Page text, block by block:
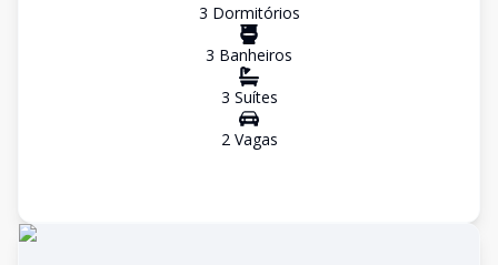
3 Dormitórios
3 Banheiros
3 Suítes
2Vagas